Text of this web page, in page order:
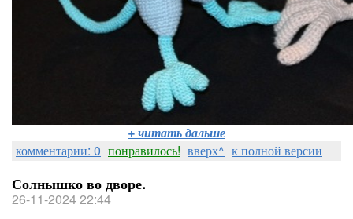
+ читать дальше
комментарии: 0 понравилось! вверх^ к полной версии
Солнышко во дворе.
26-11-2024 22:44